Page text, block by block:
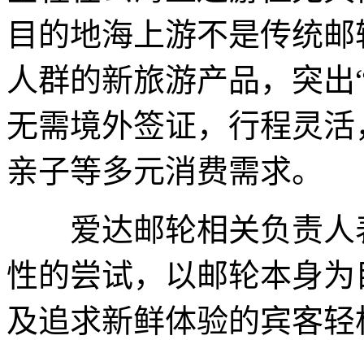
目的地海上游不是传统
人群的新旅游产品，突
无需境外签证，行程灵
亲子等多元消费需求。
爱达邮轮相关负责人
性的尝试，以邮轮本身
及追求新鲜体验的宾客